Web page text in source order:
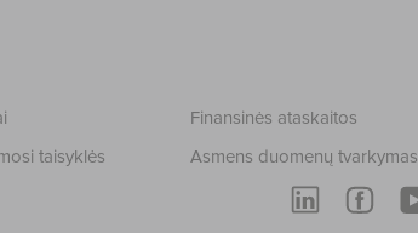
Finansinės ataskaitos
taisyklės Asmens duomenų tvarkymas